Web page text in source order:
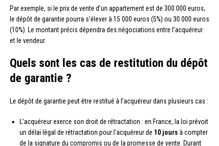
Par exemple, si le prix de vente d’un appartement est de 300 000 euros,
le dépôt de garantie pourra s’élever à 15 000 euros (5%) ou 30 000 euros
(10%). Le montant précis dépendra des négociations entre l’acquéreur
et le vendeur.
Quels sont les cas de restitution du dépôt
de garantie ?
Le dépôt de garantie peut être restitué à l’acquéreur dans plusieurs cas :
L’acquéreur exerce son droit de rétractation : en France, la loi prévoit
un délai légal de rétractation pour l’acquéreur de 10 jours à compter
de la signature du compromis ou de la promesse de vente. Durant